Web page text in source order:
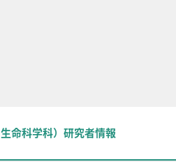
命科学科）研究者情報